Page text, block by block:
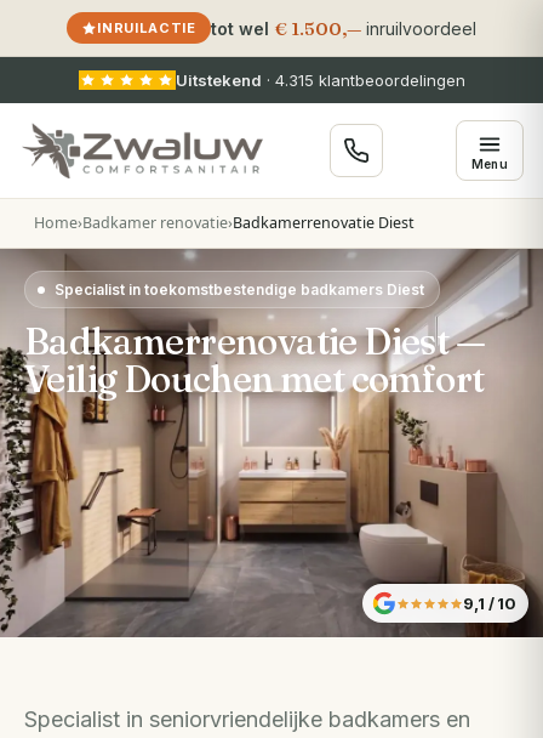
INRUILACTIE tot wel € 1.500,— inruilvoordeel
Uitstekend · 4.315 klantbeoordelingen
Menu
Home›Badkamer renovatie›Badkamerrenovatie Diest
Specialist in toekomstbestendige badkamers Diest
Badkamerrenovatie Diest —
Veilig Douchen met comfort
9,1 / 10
Specialist in seniorvriendelijke badkamers en